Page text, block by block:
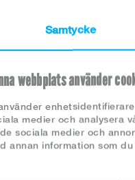
Samtycke
webbplats använder
medier och analysera
sociala medier och
annan information som
kylvara
grav prod
grav prod
(sill, sallad